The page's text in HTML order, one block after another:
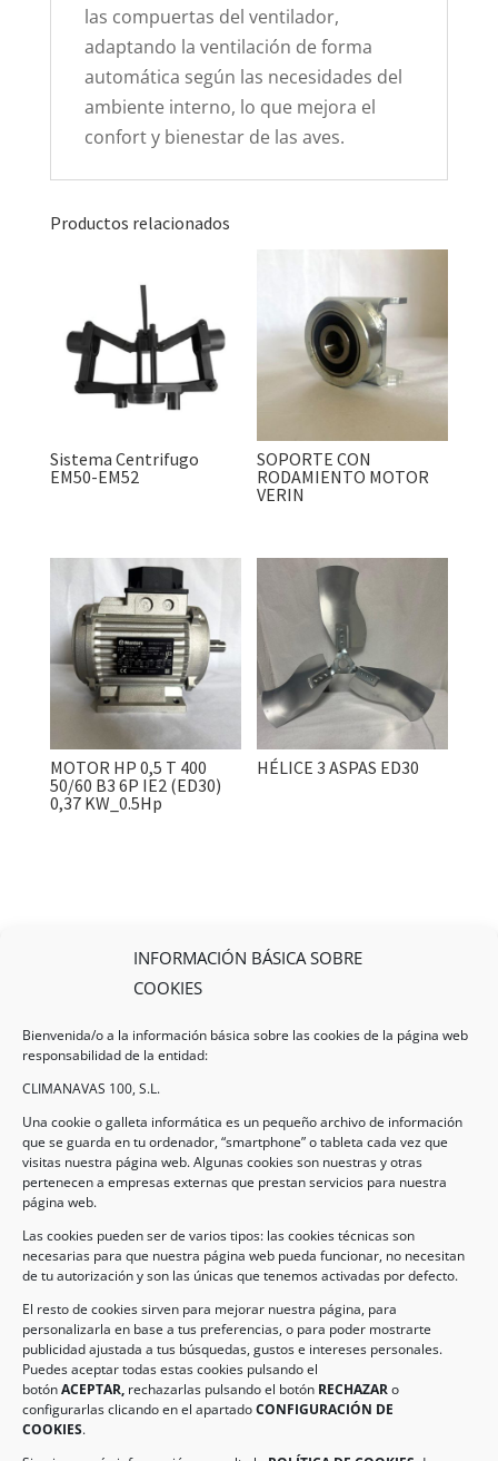
INFORMACIÓN BÁSICA SOBRE
COOKIES
Bienvenida/o a la información básica sobre las cookies de la página web
responsabilidad de la entidad:
CLIMANAVAS 100, S.L.
Una cookie o galleta informática es un pequeño archivo de información
que se guarda en tu ordenador, “smartphone” o tableta cada vez que
visitas nuestra página web. Algunas cookies son nuestras y otras
pertenecen a empresas externas que prestan servicios para nuestra
página web.
Las cookies pueden ser de varios tipos: las cookies técnicas son
necesarias para que nuestra página web pueda funcionar, no necesitan
de tu autorización y son las únicas que tenemos activadas por defecto.
El resto de cookies sirven para mejorar nuestra página, para
personalizarla en base a tus preferencias, o para poder mostrarte
publicidad ajustada a tus búsquedas, gustos e intereses personales.
Puedes aceptar todas estas cookies pulsando el
botónACEPTAR, rechazarlas pulsando el botón RECHAZARo
configurarlas clicando en el apartadoCONFIGURACIÓN DE
COOKIES.
las compuertas del ventilador,
adaptando la ventilación de forma
automática según las necesidades del
ambiente interno, lo que mejora el
confort y bienestar de las aves.
Productos relacionados
Sistema Centrifugo
EM50-EM52
SOPORTE CON
RODAMIENTO MOTOR
VERIN
MOTOR HP 0,5 T 400
50/60 B3 6P IE2 (ED30)
0,37 KW_0.5Hp
HÉLICE 3 ASPAS ED30
Legal
AVISO LEGAL
POLÍTICA DE COOKIES
Información de Contacto
Dirección: